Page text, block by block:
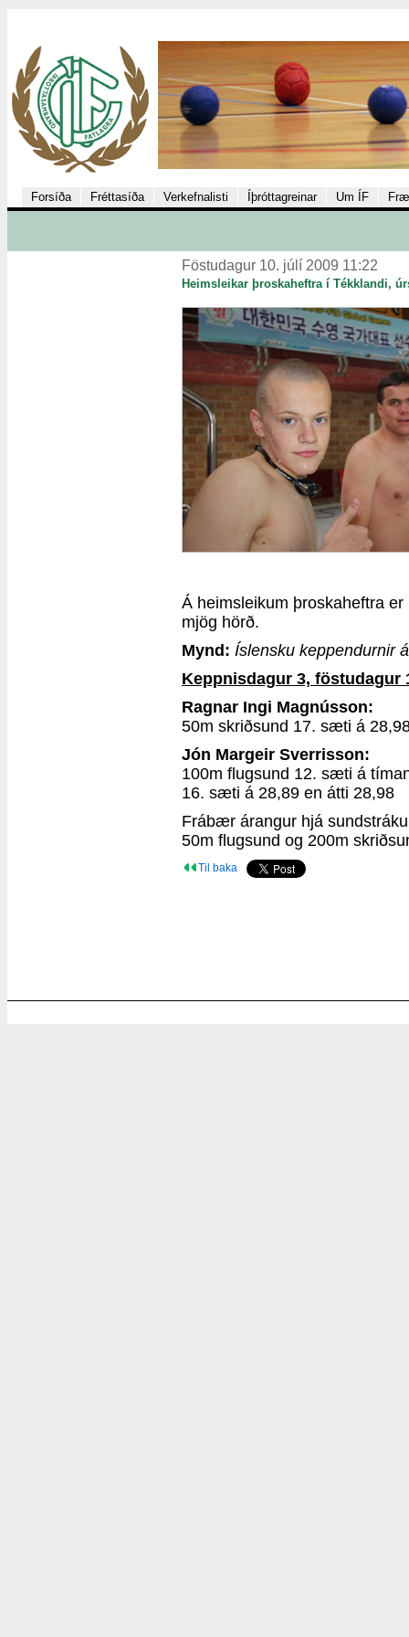
Forsíða Fréttasíða Verkefnalisti Íþróttagreinar Um ÍF
Föstudagur 10. júlí 2009 11:22
Heimsleikar þroskaheftra í Tékklandi,
Á heimsleikum þroskaheftra
mjög hörð.
Mynd: Íslensku keppendurnir
Keppnisdagur 3, föstudagur
Ragnar Ingi Magnússon:
50m skriðsund 17. sæti á
Jón Margeir Sverrisson:
100m flugsund 12. sæti á
16. sæti á 28,89 en átti 28,98
Frábær árangur hjá
50m flugsund og 200m
Til baka